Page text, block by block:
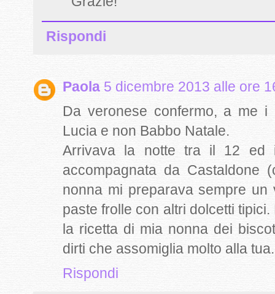
Rispondi
Paola 5 dicembre 2013 alle ore
Da veronese confermo, a me
Lucia e non Babbo Natale.
Arrivava la notte tra il 12 ed
accompagnata da Castaldone
nonna mi preparava sempre
paste frolle con altri dolcetti
la ricetta di mia nonna dei
dirti che assomiglia molto alla tua.
Rispondi